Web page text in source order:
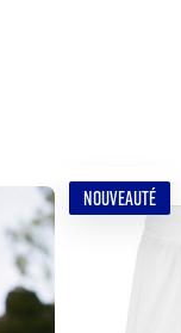
NOUVEAUTÉ